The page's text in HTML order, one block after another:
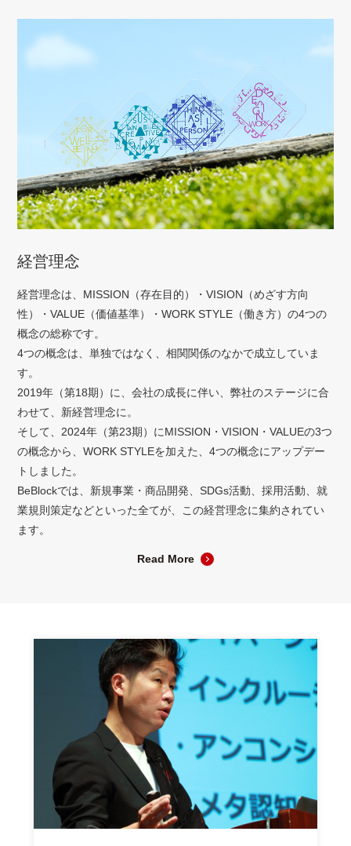
経営理念
経営理念は、MISSION（存在目的）・VISION（めざす方向
性）・VALUE（価値基準）・WORK STYLE（働き方）の4つの
概念の総称です。
4つの概念は、単独ではなく、相関関係のなかで成立していま
す。
2019年（第18期）に、会社の成長に伴い、弊社のステージに合
わせて、新経営理念に。
そして、2024年（第23期）にMISSION・VISION・VALUEの3つ
の概念から、WORK STYLEを加えた、4つの概念にアップデー
トしました。
BeBlockでは、新規事業・商品開発、SDGs活動、採用活動、就
業規則策定などといった全てが、この経営理念に集約されてい
ます。
Read More